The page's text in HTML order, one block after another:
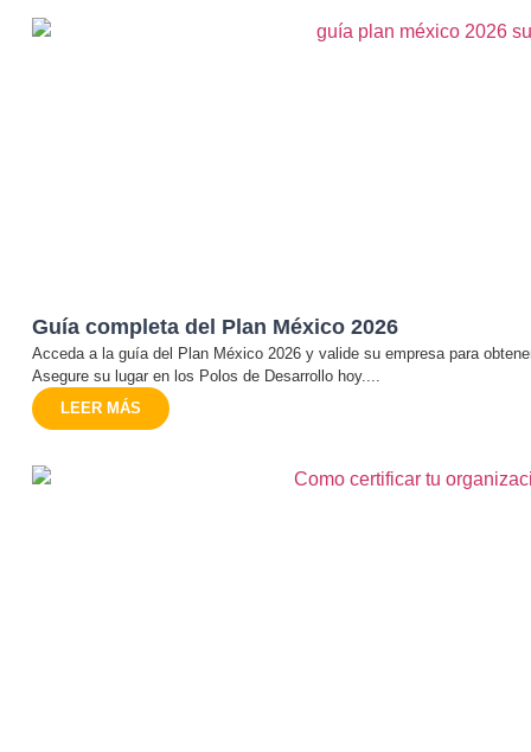
Guía completa del Plan México 2026
Acceda a la guía del Plan México 2026 y valide su empresa para
Asegure su lugar en los Polos de Desarrollo hoy....
LEER MÁS